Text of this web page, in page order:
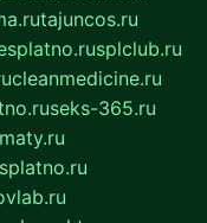
tajuncos.ru
splclub.ru
cleanmedicine.ru
seks-365.ru